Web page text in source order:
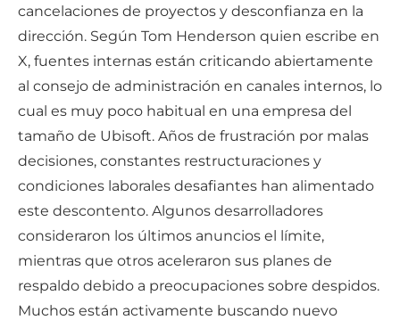
cancelaciones de proyectos y desconfianza en la
dirección. Según Tom Henderson quien escribe en
X, fuentes internas están criticando abiertamente
al consejo de administración en canales internos, lo
cual es muy poco habitual en una empresa del
tamaño de Ubisoft. Años de frustración por malas
decisiones, constantes restructuraciones y
condiciones laborales desafiantes han alimentado
este descontento. Algunos desarrolladores
consideraron los últimos anuncios el límite,
mientras que otros aceleraron sus planes de
respaldo debido a preocupaciones sobre despidos.
Muchos están activamente buscando nuevo